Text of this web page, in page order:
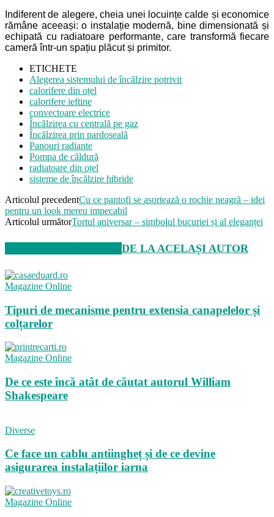
Indiferent de alegere, cheia unei locuințe calde și economice
rămâne aceeași: o instalație modernă, bine dimensionată și
echipată cu radiatoare performante, care transformă fiecare
cameră într-un spațiu plăcut și primitor.
ETICHETE
Alegerea sistemului de încălzire potrivit
calorifere din oțel
calorifere ieftine
convectoare electrice
Încălzirea cu centrală pe gaz
Încălzirea prin pardoseală
Panouri radiante
Pompa de căldură
radiatoare din oțel
sisteme de încălzire hibride
Articolul precedentCu ce pantofi se asortează o rochie neagră – idei
pentru un look mereu impecabil
Articolul următorTortul aniversar – simbolul bucuriei și al eleganței
DE LA ACELAȘI AUTOR
Magazine Online
Tipuri de mecanisme pentru extensia canapelelor și
colțarelor
Magazine Online
De ce este încă atât de căutat autorul William
Shakespeare
Diverse
Ce face un cablu antiingheț și de ce devine
asigurarea instalațiilor iarna
Magazine Online